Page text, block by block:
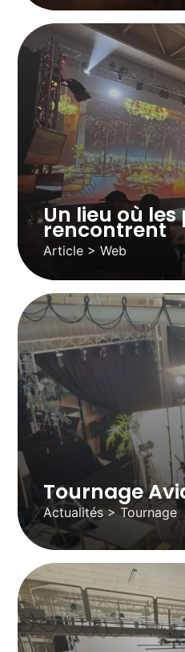
Un lieu où
rencontrent
Article > Web
Tournage
Actualités > Tournage